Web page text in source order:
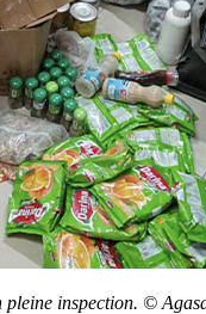
pleine inspection. ©